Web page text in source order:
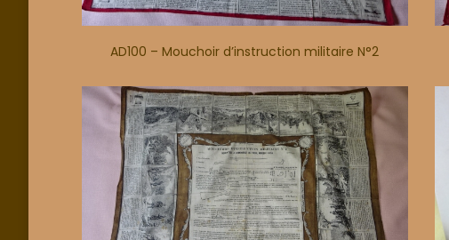
AD100 – Mouchoir d’instruction militaire N°2